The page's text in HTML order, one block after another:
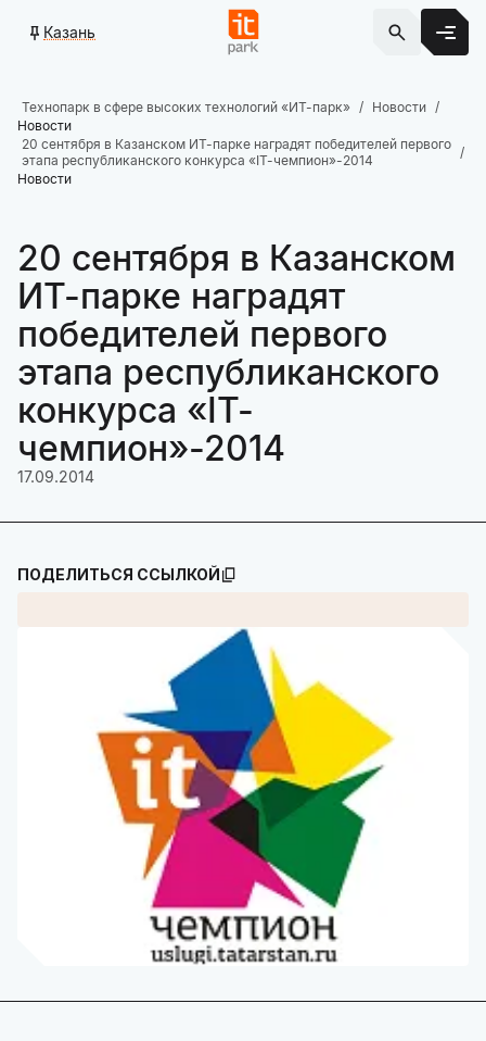
Казань
Технопарк в сфере высоких технологий «ИТ-парк»
Новости
Новости
20 сентября в Казанском ИТ-парке наградят победителей первого
этапа республиканского конкурса «IT-чемпион»-2014
Новости
20 сентября в Казанском
ИТ-парке наградят
победителей первого
этапа республиканского
конкурса «IT-
чемпион»-2014
17.09.2014
ПОДЕЛИТЬСЯ ССЫЛКОЙ